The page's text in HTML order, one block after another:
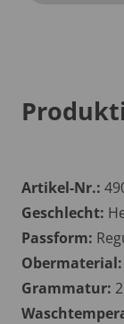
Artikel-Nr.:
Geschlecht:
Passform:
Obermaterial:
Grammatur: